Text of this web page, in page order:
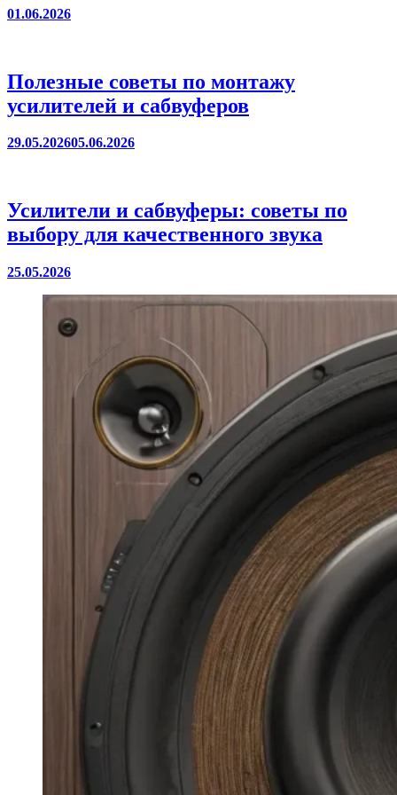
01.06.2026
Полезные советы по монтажу
усилителей и сабвуферов
29.05.202605.06.2026
Усилители и сабвуферы: советы по
выбору для качественного звука
25.05.2026